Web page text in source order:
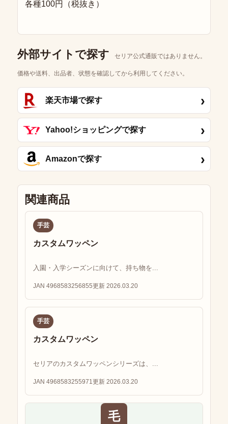
各種100円（税抜き）
外部サイトで探す セリア公式通販ではありません。
価格や送料、出品者、状態を確認してから利用してください。
楽天市場で探す ›
Yahoo!ショッピングで探す ›
Amazonで探す ›
関連商品
手芸
カスタムワッペン
入園・入学シーズンに向けて、持ち物を...
JAN 4968583256855更新 2026.03.20
手芸
カスタムワッペン
セリアのカスタムワッペンシリーズは、...
JAN 4968583255971 更新 2026.03.20
毛